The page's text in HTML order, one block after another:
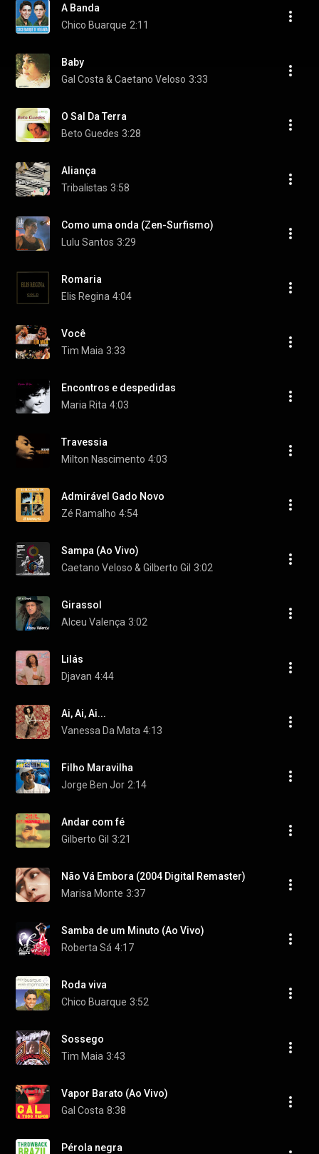
A Banda
Chico Buarque 2:11
Baby
Gal Costa & Caetano Veloso 3:33
O Sal Da Terra
Beto Guedes 3:28
Aliança
Tribalistas 3:58
Como uma onda (Zen-Surfismo)
Lulu Santos 3:29
Romaria
Elis Regina 4:04
Você
Tim Maia 3:33
Encontros e despedidas
Maria Rita 4:03
Travessia
Milton Nascimento 4:03
Admirável Gado Novo
Zé Ramalho 4:54
Sampa (Ao Vivo)
Caetano Veloso & Gilberto Gil 3:02
Girassol
Alceu Valença 3:02
Lilás
Djavan 4:44
Ai, Ai, Ai...
Vanessa Da Mata 4:13
Filho Maravilha
Jorge Ben Jor 2:14
Andar com fé
Gilberto Gil 3:21
Não Vá Embora (2004 Digital Remaster)
Marisa Monte 3:37
Samba de um Minuto (Ao Vivo)
Roberta Sá 4:17
Roda viva
Chico Buarque 3:52
Sossego
Tim Maia 3:43
Vapor Barato (Ao Vivo)
Gal Costa 8:38
Pérola negra